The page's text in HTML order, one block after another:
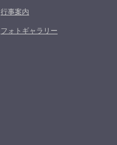
行事案内
フォトギャラリー